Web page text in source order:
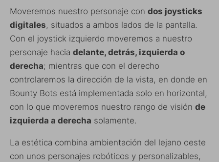
Moveremos nuestro personaje con dos joysticks
digitales, situados a ambos lados de la pantalla.
Con el joystick izquierdo moveremos a nuestro
personaje hacia delante, detrás, izquierda o
derecha; mientras que con el derecho
controlaremos la dirección de la vista, en donde en
Bounty Bots está implementada solo en horizontal,
con lo que moveremos nuestro rango de visión de
izquierda a derecha solamente.
La estética combina ambientación del lejano oeste
con unos personajes robóticos y personalizables,